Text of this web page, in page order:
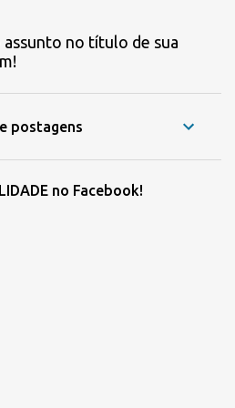
assunto no título de sua
postagens
no Facebook!